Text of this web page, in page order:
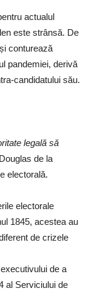
actualul
este strânsă. De
conturează
pandemiei, derivă
candidatului său.
legală să
de la
electorală.
electorale
1845, acestea au
de crizele
de a
al Serviciului de